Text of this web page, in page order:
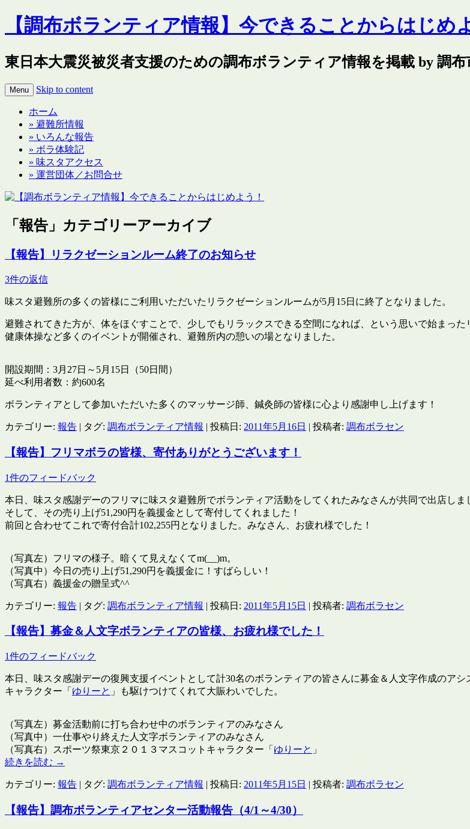
【調布ボランティア情報】今できることからはじめ
東日本大震災被災者支援のための調布ボランティア情報を掲載 by 調
Menu Skip to content
ホーム
» 避難所情報
» いろんな報告
» ボラ体験記
» 味スタアクセス
» 運営団体／お問合せ
「 報告 」カテゴリーアーカイブ
【報告】リラクゼーションルーム終了のお知らせ
3件の返信
味スタ避難所の多くの皆様にご利用いただいたリラクゼーションルームが5月15日に終了となりました。
避難されてきた方が、体をほぐすことで、少しでもリラックスできる空間になれば、という思いで始まっ
健康体操など多くのイベントが開催され、避難所内の憩いの場となりました。
開設期間：3月27日～5月15日（50日間）
延べ利用者数：約600名
ボランティアとして参加いただいた多くのマッサージ師、鍼灸師の皆様に心より感謝申し上げます！
カテゴリー: 報告 | タグ: 調布ボランティア情報 | 投稿日: 2011年5月16日 | 投稿者: 調布ボラセン
【報告】フリマボラの皆様、寄付ありがとうございます！
1件のフィードバック
本日、味スタ感謝デーのフリマに味スタ避難所でボランティア活動をしてくれたみなさんが共同で出店しま
そして、その売り上げ51,290円を義援金として寄付してくれました！
前回と合わせてこれで寄付合計102,255円となりました。みなさん、お疲れ様でした！
（写真左）フリマの様子。暗くて見えなくてm(__)m。
（写真中）今日の売り上げ51,290円を義援金に！すばらしい！
（写真右）義援金の贈呈式^^
カテゴリー: 報告 | タグ: 調布ボランティア情報 | 投稿日: 2011年5月15日 | 投稿者: 調布ボラセン
【報告】募金＆人文字ボランティアの皆様、お疲れ様でした！
1件のフィードバック
本日、味スタ感謝デーの復興支援イベントとして計30名のボランティアの皆さんに募金＆人文字作成のア
キャラクター「 ゆりーと 」も駆けつけてくれて大賑わいでした。
（写真左）募金活動前に打ち合わせ中のボランティアのみなさん
（写真中）一仕事やり終えた人文字ボランティアのみなさん
（写真右）スポーツ祭東京２０１３マスコットキャラクター「 ゆりーと 」
続きを読む →
カテゴリー: 報告 | タグ: 調布ボランティア情報 | 投稿日: 2011年5月15日 | 投稿者: 調布ボラセン
【報告】調布ボランティアセンター活動報告（4/1～4/30）